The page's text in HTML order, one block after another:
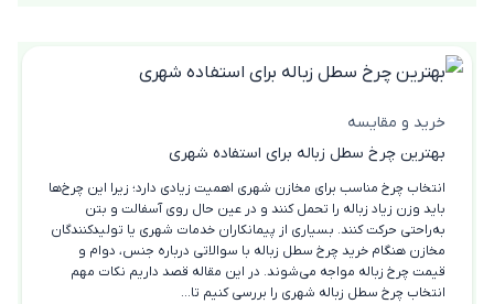
خرید و مقایسه
بهترین چرخ سطل زباله برای استفاده شهری
انتخاب چرخ مناسب برای مخازن شهری اهمیت زیادی دارد؛ زیرا این چرخ‌ها
باید وزن زیاد زباله را تحمل کنند و در عین حال روی آسفالت و بتن
به‌راحتی حرکت کنند. بسیاری از پیمانکاران خدمات شهری یا تولیدکنندگان
مخازن هنگام خرید چرخ سطل زباله با سوالاتی درباره جنس، دوام و
قیمت چرخ زباله مواجه می‌شوند. در این مقاله قصد داریم نکات مهم
انتخاب چرخ سطل زباله شهری را بررسی کنیم تا...